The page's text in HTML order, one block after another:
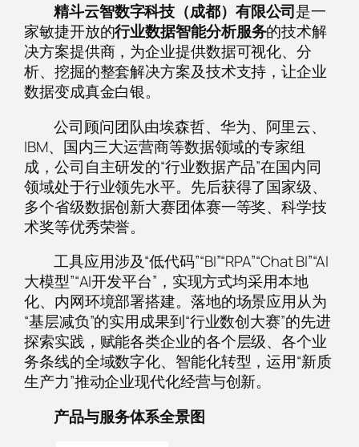
精斗云智数字科技（成都）有限公司是一
家敏捷开放的行业数据智能分析服务的技术解
决方案提供商，为企业提供数据可视化、分
析、挖掘的整套解决方案及技术支持，让企业
数据变成真金白银。
公司顾问团队由埃森哲、华为、阿里云、
IBM、国内三大运营商等数据领域的专家组
成，公司自主研发的“行业数据产品”在国内同
领域处于行业领先水平。先后获得了国家级、
多个省级数据创新大赛团体赛一等奖、科学技
术奖等优秀荣誉。
工具应用涉及“低代码”“BI”“RPA”“Chat BI”“AI
大模型”“AI开发平台”，实现方式均采用本地
化、内网环境部署搭建。落地的场景应用从为
“基层减负”的实用成果到“行业数创大赛”的先进
探索实践，赋能各类企业的各个层级、各个业
务条线的全域数字化、智能化转型，运用“新质
生产力”推动企业现代化经营与创新。
产品与服务体系全景图